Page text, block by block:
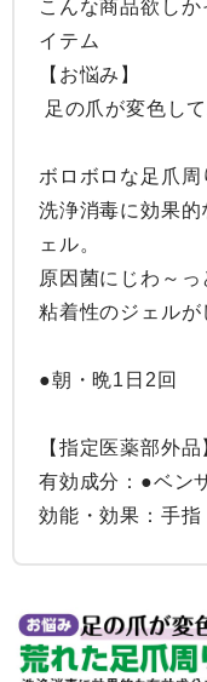
こんな商品欲し
イテム
【お悩み】
ボロボロな足爪周
洗浄消毒に効果
ェル。
原因菌にじわ～
粘着性のジェルが
●朝・晩1日2回
【指定医薬部外品
有効成分：●ベン
効能・効果：手